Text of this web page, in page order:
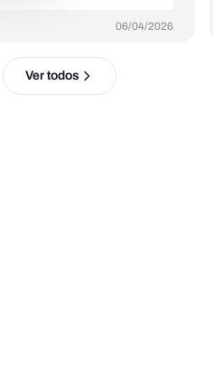
06/04/2026
Ver todos